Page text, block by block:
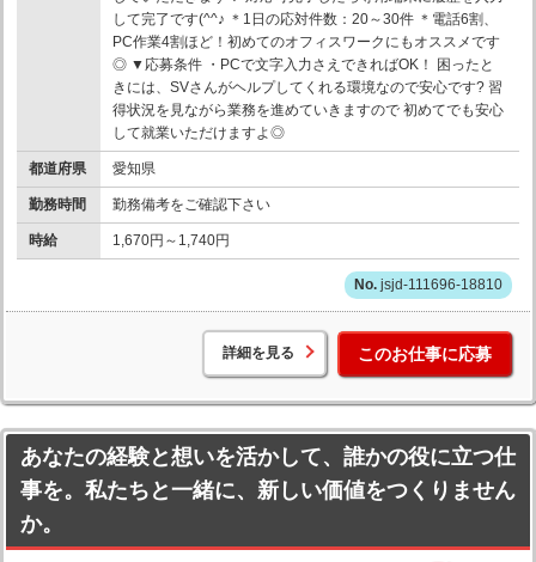
して完了です(^^♪ ＊1日の応対件数：20～30件 ＊電話6割、
PC作業4割ほど！初めてのオフィスワークにもオススメです
◎ ▼応募条件 ・PCで文字入力さえできればOK！ 困ったと
きには、SVさんがヘルプしてくれる環境なので安心です? 習
得状況を見ながら業務を進めていきますので 初めてでも安心
して就業いただけますよ◎
都道府県 愛知県
勤務時間 勤務備考をご確認下さい
時給 1,670円～1,740円
jsjd-111696-18810
詳細を見る このお仕事に応募
あなたの経験と想いを活かして、誰かの役に立つ仕
事を。私たちと一緒に、新しい価値をつくりません
か。